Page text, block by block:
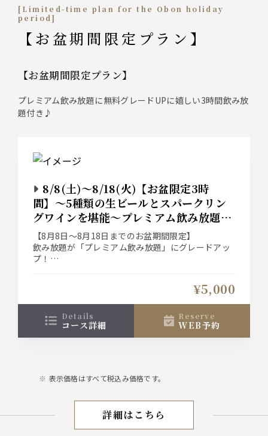
[Limited-time plan for the Obon holiday
period]
【お盆期間限定プラン】
【お盆期間限定プラン】
プレミアム飲み放題に無料グレードUPに嬉しい3時間飲み放
題付き♪
8/8(土)〜8/18(火)【お盆限定3時
間】〜5種類の生ビールとスパークリン
グワインを堪能〜プレミアム飲み放題付
き＜R.C.プラン＞ 7,600円→5,000円
【8月8日～8月18日までのお盆期間限定】
飲み放題が「プレミアム飲み放題」にグレードアッ
プ！
お料理はローストポークをメインに全5皿を愉しむ
プランです。
¥5,000
details
コース詳細
reserve
WEB予約
表示価格はすべて税込み価格です。
【お盆期間限定プラン】
詳細はこちら